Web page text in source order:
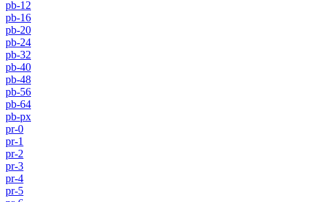
pb-12
pb-16
pb-20
pb-24
pb-32
pb-40
pb-48
pb-56
pb-64
pb-px
pr-0
pr-1
pr-2
pr-3
pr-4
pr-5